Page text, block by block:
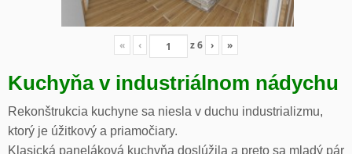
« ‹ z6 › »
Kuchyňa v industriálnom nádychu
Rekonštrukcia kuchyne sa niesla v duchu industrializmu,
ktorý je úžitkový a priamočiary.
Klasická paneláková kuchyňa doslúžila a preto sa mladý pár